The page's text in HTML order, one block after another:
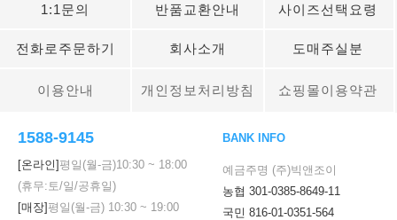
1:1문의 반품교환안내 사이즈선택요령
전화로주문하기 회사소개 도매주실분
이용안내 개인정보처리방침 쇼핑몰이용약관
1588-9145
[온라인]평일(월-금)10:30 ~ 18:00
(휴무:토/일/공휴일)
[매장]평일(월-금) 10:30 ~ 19:00
BANK INFO
예금주명 (주)빅앤조이
농협 301-0385-8649-11
국민 816-01-0351-564